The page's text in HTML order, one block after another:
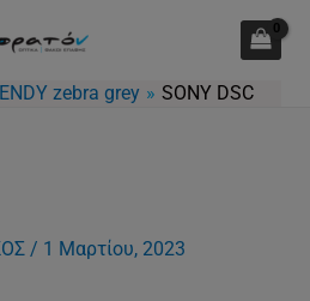
zebra grey SONY DSC
/ 1 Μαρτίου, 2023